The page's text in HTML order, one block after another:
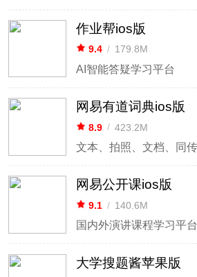
作业帮ios版
9.4 / 179.8M
AI智能答疑学习平台
网易有道词典ios版
8.9 / 423.2M
网易公开课ios版
9.1 / 140.6M
国内外演讲课程学习平台
大学搜题酱苹果版